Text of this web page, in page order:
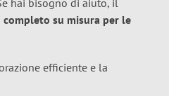
hai bisogno di aiuto, il
completo su misura per le
efficiente e la